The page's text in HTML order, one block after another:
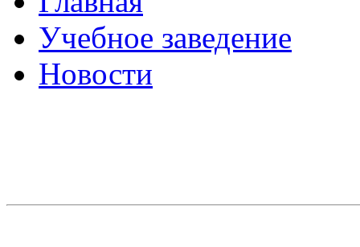
Учебное заведение
Новости